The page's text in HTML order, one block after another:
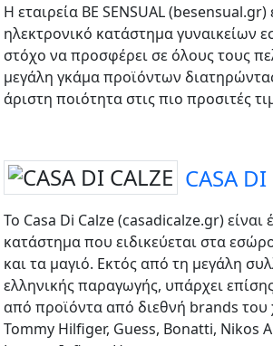
Η εταιρεία BE SENSUAL (besensual.gr)
ηλεκτρονικό κατάστημα γυναικείων
στόχο να προσφέρει σε όλους τους
μεγάλη γκάμα προϊόντων
άριστη ποιότητα στις πιο προσιτές
CASA DI
Το Casa Di Calze (casadicalze.gr) είναι
κατάστημα που ειδικεύεται στα
και τα μαγιό. Εκτός από τη μεγάλη
ελληνικής παραγωγής, υπάρχει
από προϊόντα από διεθνή brands
Tommy Hilfiger, Guess, Bonatti, Nikos